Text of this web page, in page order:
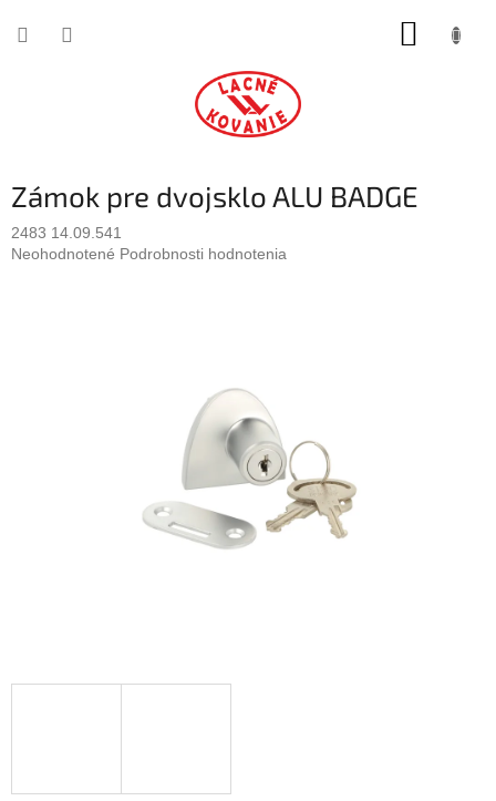
Zámok pre dvojsklo ALU BADGE
2483 14.09.541
Priemerné
Neohodnotené Podrobnosti hodnotenia